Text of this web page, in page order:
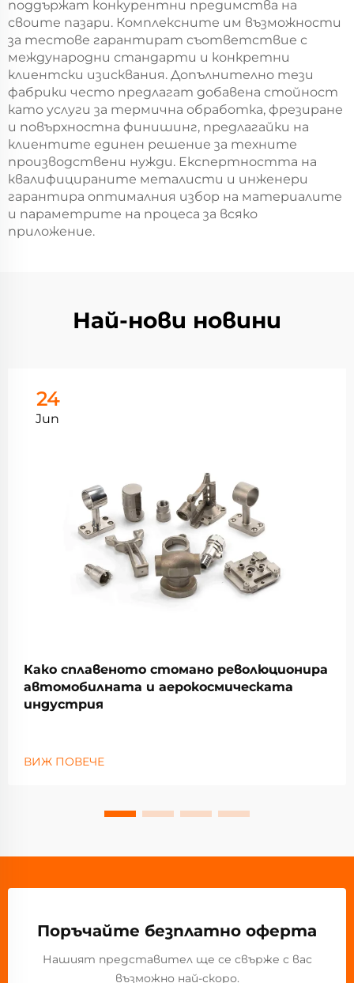
поддържат конкурентни предимства на
своите пазари. Комплексните им възможности
за тестове гарантират съответствие с
международни стандарти и конкретни
клиентски изисквания. Допълнително тези
фабрики често предлагат добавена стойност
като услуги за термична обработка, фрезиране
и повърхностна финишинг, предлагайки на
клиентите единен решение за техните
производствени нужди. Експертността на
квалифицираните металисти и инженери
гарантира оптималния избор на материалите
и параметрите на процеса за всяко
приложение.
Най-нови новини
24
Jun
Како сплавеното стомано революционира
автомобилната и аерокосмическата
индустрия
ВИЖ ПОВЕЧЕ
Поръчайте безплатно оферта
Нашият представител ще се свърже с вас
възможно най-скоро.